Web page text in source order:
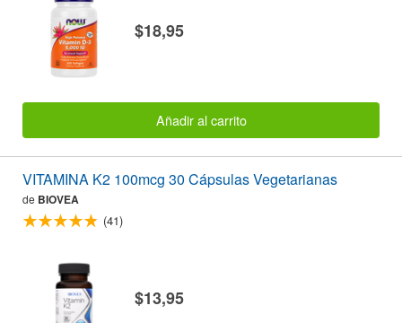
$18,95
Añadir al carrito
VITAMINA K2 100mcg 30 Cápsulas Vegetarianas
de BIOVEA
(41)
$13,95